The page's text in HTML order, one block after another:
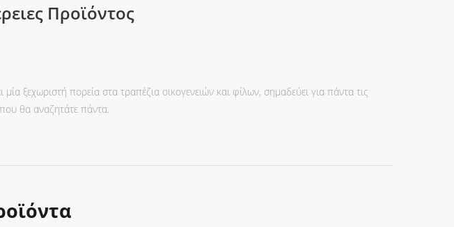
Προϊόντος
ξεχωριστή πορεία στα τραπέζια οικογενειών και φίλων, σημαδεύει για πάντα τις
θα αναζητάτε πάντα.